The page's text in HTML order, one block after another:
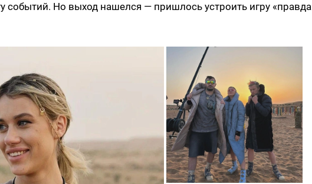
событий. Но выход нашелся — пришлось устроить игру «правда